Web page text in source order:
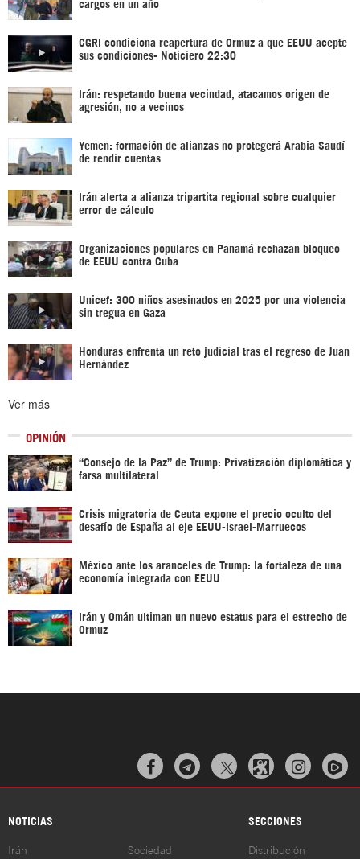
cargos en un año
CGRI condiciona reapertura de Ormuz a que EEUU acepte
sus condiciones- Noticiero 22:30
Irán: respetando buena vecindad, atacamos origen de
agresión, no a vecinos
Yemen: formación de alianzas no protegerá Arabia Saudí
de rendir cuentas
Irán alerta a alianza tripartita regional sobre cualquier
error de cálculo
Organizaciones populares en Panamá rechazan bloqueo
de EEUU contra Cuba
Unicef: 300 niños asesinados en 2025 por una violencia
sin tregua en Gaza
Honduras enfrenta un reto judicial tras el regreso de Juan
Hernández
Ver más
OPINIÓN
“Consejo de la Paz” de Trump: Privatización diplomática y
farsa multilateral
Crisis migratoria de Ceuta expone el precio oculto del
desafío de España al eje EEUU-Israel-Marruecos
México ante los aranceles de Trump: la fortaleza de una
economía integrada con EEUU
Irán y Omán ultiman un nuevo estatus para el estrecho de
Ormuz
  
NOTICIAS SECCIONES
Irán Sociedad Distribución